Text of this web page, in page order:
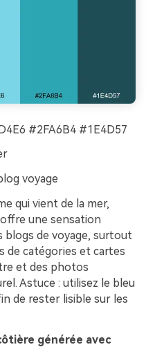
#2FA6B4 #1E4D57
voyage
qui vient de la mer,
une sensation
blogs de voyage, surtout
de catégories et cartes
et des photos
Astuce : utilisez le bleu
de rester lisible sur les
générée avec